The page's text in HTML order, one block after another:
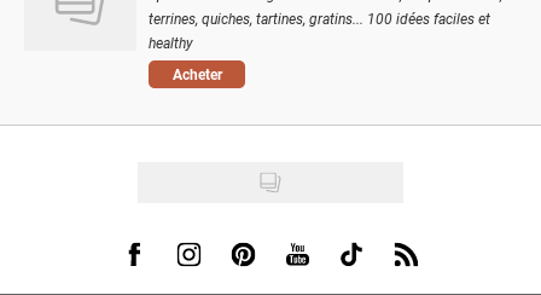
terrines, quiches, tartines, gratins... 100 idées faciles et
healthy
Acheter
Visit us on Facebook
Visit us on Instagram
Visit us on Pinterest
Visit us on Youtube
Visit us on Tiktok
Visit us on Rss